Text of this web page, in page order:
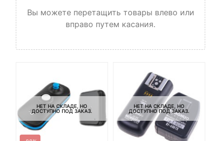
Вы можете перетащить товары влево или
вправо путем касания.
НЕТ НА СКЛАДЕ, НО
ДОСТУПНО ПОД ЗАКАЗ.
НЕТ НА СКЛАДЕ, НО
ДОСТУПНО ПОД ЗАКАЗ.